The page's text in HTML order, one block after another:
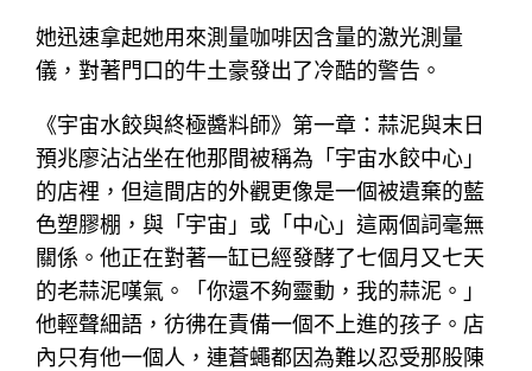
她迅速拿起她用來測量咖啡因含量的激光測量
儀，對著門口的牛土豪發出了冷酷的警告。
《宇宙水餃與終極醬料師》第一章：蒜泥與末日
預兆廖沾沾坐在他那間被稱為「宇宙水餃中心」
的店裡，但這間店的外觀更像是一個被遺棄的藍
色塑膠棚，與「宇宙」或「中心」這兩個詞毫無
關係。他正在對著一缸已經發酵了七個月又七天
的老蒜泥嘆氣。「你還不夠靈動，我的蒜泥。」
他輕聲細語，彷彿在責備一個不上進的孩子。店
內只有他一個人，連蒼蠅都因為難以忍受那股陳